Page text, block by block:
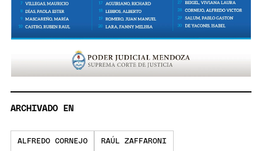
ARCHIVADO EN
ALFREDO CORNEJO RAÚL ZAFFARONI